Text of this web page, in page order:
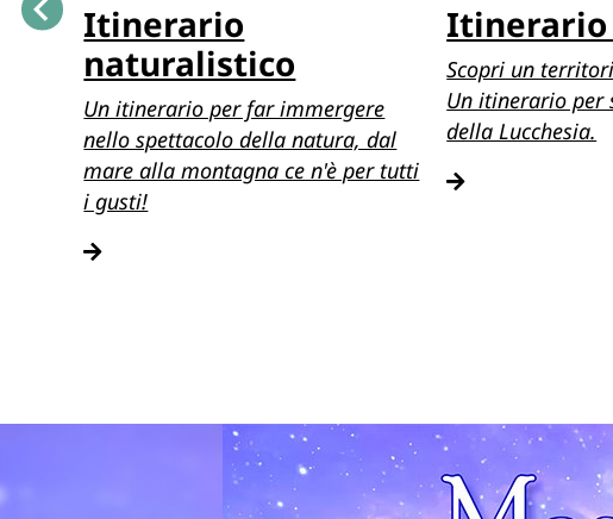
Itinerario
naturalistico
Un itinerario per far immergere
nello spettacolo della natura, dal
mare alla montagna ce n'è per tutti
i gusti!
Itinerario
Scopri un
Un itinerario per
della Lucchesia.